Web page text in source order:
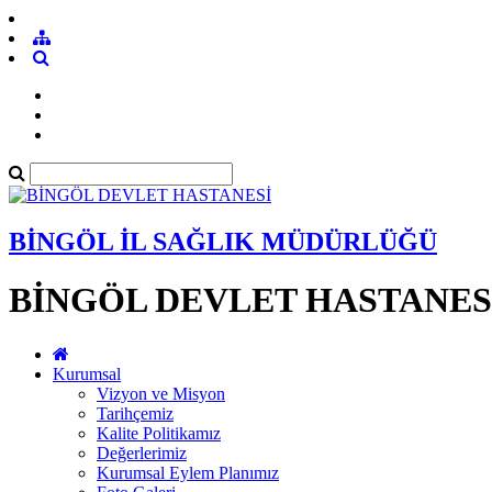
BİNGÖL İL SAĞLIK MÜDÜRLÜĞÜ
BİNGÖL DEVLET
Kurumsal
Vizyon ve Misyon
Tarihçemiz
Kalite Politikamız
Değerlerimiz
Kurumsal Eylem Planımız